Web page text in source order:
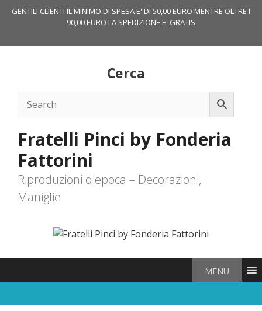
GENTILI CLIENTI IL MINIMO DI SPESA E' DI 50,00 EURO MENTRE OLTRE I
90,00 EURO LA SPEDIZIONE E' GRATIS
Cerca
Fratelli Pinci by Fonderia
Fattorini
Riproduzioni d'epoca – Decorazioni,
Maniglie
MENU